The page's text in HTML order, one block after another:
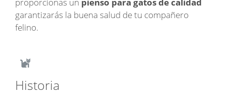
proporcionas un pienso para gatos de calidad
garantizarás la buena salud de tu compañero
felino.
Historia